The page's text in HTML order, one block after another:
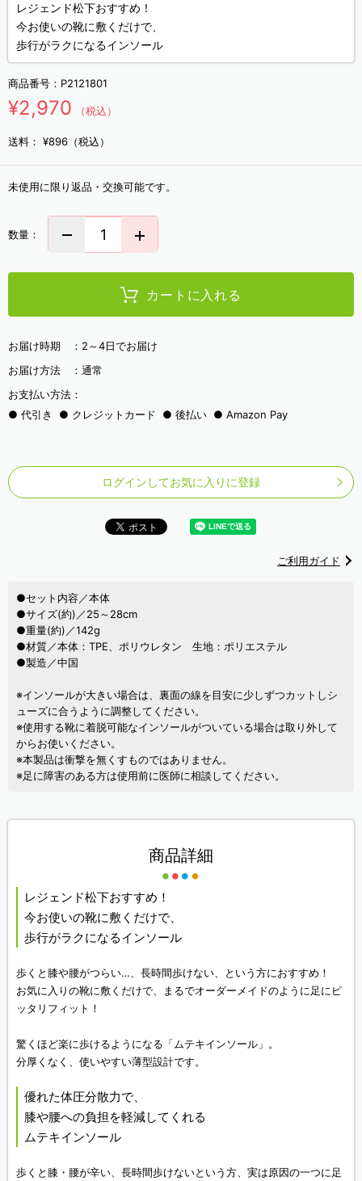
レジェンド松下おすすめ！
今お使いの靴に敷くだけで、
歩行がラクになるインソール
商品番号： P2121801
¥2,970 （税込）
送料： ¥896（税込）
未使用に限り返品・交換可能です。
数量：
カートに入れる
お届け時期 ： 2～4日でお届け
お届け方法 ： 通常
お支払い方法：
代引き
クレジットカード 後払い Amazon Pay
ログインしてお気に入りに登録
ご利用ガイド
●セット内容／本体
●サイズ(約)／25～28cm
●重量(約)／142g
●材質／本体：TPE、ポリウレタン 生地：ポリエステル
●製造／中国
※インソールが大きい場合は、裏面の線を目安に少しずつカットしシ
ューズに合うように調整してください。
※使用する靴に着脱可能なインソールがついている場合は取り外して
からお使いください。
※本製品は衝撃を無くすものではありません。
※足に障害のある方は使用前に医師に相談してください。
商品詳細
レジェンド松下おすすめ！
今お使いの靴に敷くだけで、
歩行がラクになるインソール
歩くと膝や腰がつらい…、長時間歩けない、という方におすすめ！
お気に入りの靴に敷くだけで、まるでオーダーメイドのように足にピ
ッタリフィット！
驚くほど楽に歩けるようになる「ムテキインソール」。
分厚くなく、使いやすい薄型設計です。
優れた体圧分散力で、
膝や腰への負担を軽減してくれる
ムテキインソール
歩くと膝・腰が辛い、長時間歩けないという方、実は原因の一つに足